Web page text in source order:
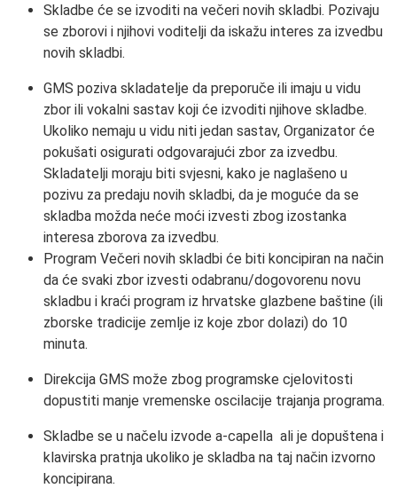
Skladbe će se izvoditi na večeri novih skladbi. Pozivaju
se zborovi i njihovi voditelji da iskažu interes za izvedbu
novih skladbi.
GMS poziva skladatelje da preporuče ili imaju u vidu
zbor ili vokalni sastav koji će izvoditi njihove skladbe.
Ukoliko nemaju u vidu niti jedan sastav, Organizator će
pokušati osigurati odgovarajući zbor za izvedbu.
Skladatelji moraju biti svjesni, kako je naglašeno u
pozivu za predaju novih skladbi, da je moguće da se
skladba možda neće moći izvesti zbog izostanka
interesa zborova za izvedbu.
Program Večeri novih skladbi će biti koncipiran na način
da će svaki zbor izvesti odabranu/dogovorenu novu
skladbu i kraći program iz hrvatske glazbene baštine (ili
zborske tradicije zemlje iz koje zbor dolazi) do 10
minuta.
Direkcija GMS može zbog programske cjelovitosti
dopustiti manje vremenske oscilacije trajanja programa.
Skladbe se u načelu izvode a-capella ali je dopuštena i
klavirska pratnja ukoliko je skladba na taj način izvorno
koncipirana.